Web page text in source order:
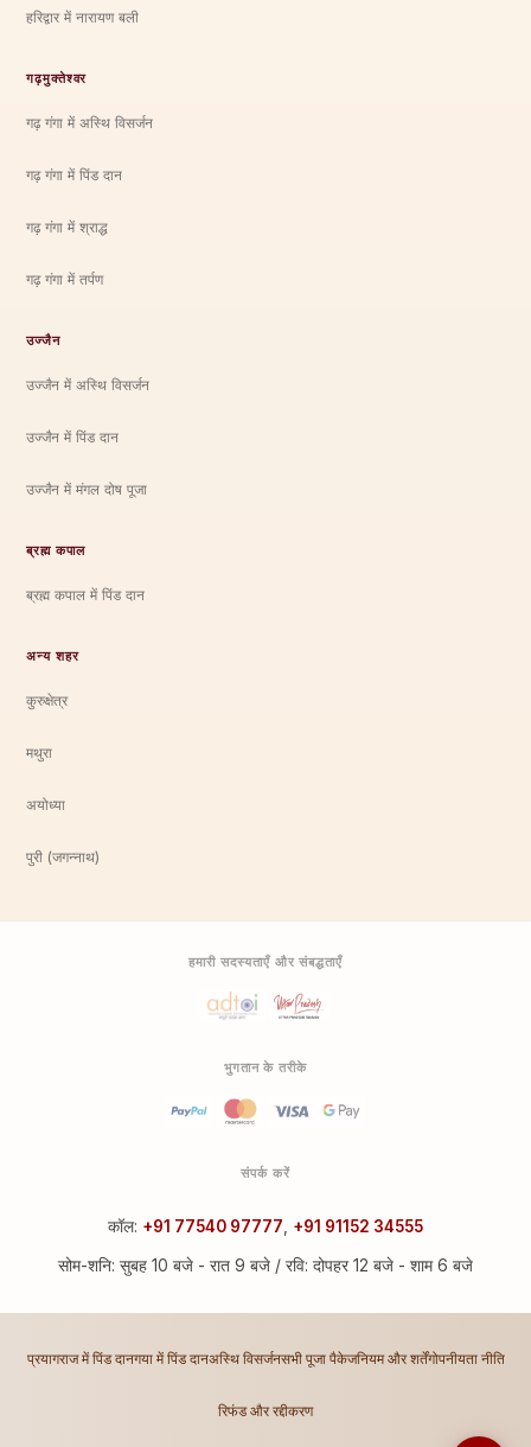
हरिद्वार में नारायण बली
गढ़मुक्तेश्वर
गढ़ गंगा में अस्थि विसर्जन
गढ़ गंगा में पिंड दान
गढ़ गंगा में श्राद्ध
गढ़ गंगा में तर्पण
उज्जैन
उज्जैन में अस्थि विसर्जन
उज्जैन में पिंड दान
उज्जैन में मंगल दोष पूजा
ब्रह्म कपाल
ब्रह्म कपाल में पिंड दान
अन्य शहर
कुरुक्षेत्र
मथुरा
अयोध्या
पुरी (जगन्नाथ)
हमारी सदस्यताएँ और संबद्धताएँ
भुगतान के तरीके
संपर्क करें
कॉल: +91 77540 97777 +91 91152 34555
सोम-शनि: सुबह 10 बजे - रात 9 बजे / रवि: दोपहर 12 बजे - शाम 6 बजे
प्रयागराज में पिंड दानगया में पिंड दानअस्थि विसर्जनसभी पूजा पैकेजनियम और शर्तेंगोपनीयता नीति
रिफंड और रद्दीकरण